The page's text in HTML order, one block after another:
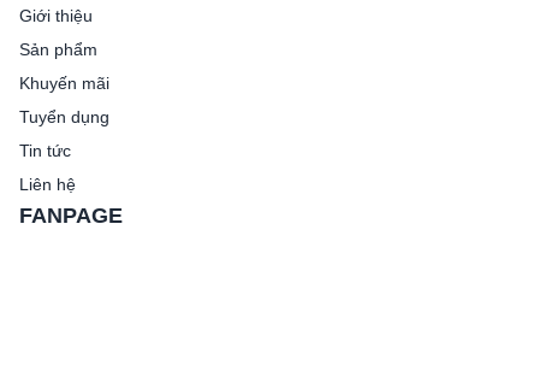
Giới thiệu
Sản phẩm
Khuyến mãi
Tuyển dụng
Tin tức
Liên hệ
FANPAGE